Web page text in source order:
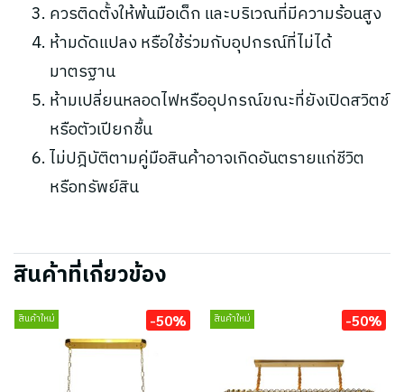
ควรติดตั้งให้พ้นมือเด็ก และบริเวณที่มีความร้อนสูง
ห้ามดัดแปลง หรือใช้ร่วมกับอุปกรณ์ที่ไม่ได้
มาตรฐาน
ห้ามเปลี่ยนหลอดไฟหรืออุปกรณ์ขณะที่ยังเปิดสวิตช์
หรือตัวเปียกชื้น
ไม่ปฎิบัติตามคู่มือสินค้าอาจเกิดอันตรายแก่ชีวิต
หรือทรัพย์สิน
สินค้าที่เกี่ยวข้อง
สินค้าใหม่ -50% สินค้าใหม่ -50%